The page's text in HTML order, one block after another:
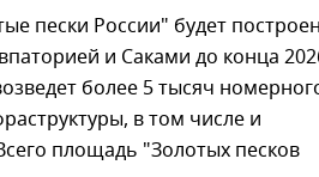
пески России" будет
и Саками до конца
более 5 тысяч
в том числе и
площадь "Золотых песков